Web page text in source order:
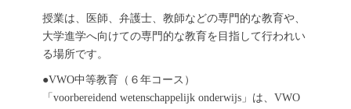
授業は、医師、弁護士、教師などの専門的な教育や、
大学進学へ向けての専門的な教育を目指して行われい
る場所です。
●VWO中等教育（６年コース）
「voorbereidend wetenschappelijk onderwijs」は、VWO